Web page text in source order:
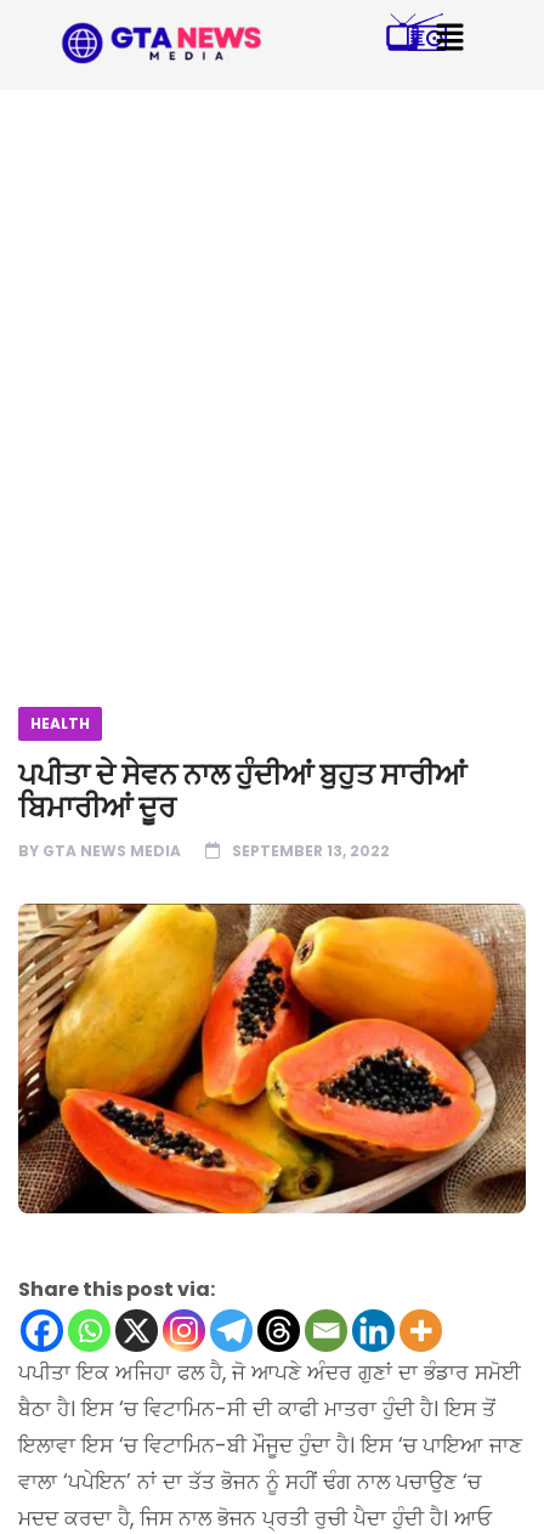
HEALTH
ਪਪੀਤਾ ਦੇ ਸੇਵਨ ਨਾਲ ਹੁੰਦੀਆਂ ਬੁਹੁਤ ਸਾਰੀਆਂ
ਬਿਮਾਰੀਆਂ ਦੂਰ
BY GTA NEWS MEDIA SEPTEMBER 13, 2022
Share this post via:
ਪਪੀਤਾ ਇਕ ਅਜਿਹਾ ਫਲ ਹੈ, ਜੋ ਆਪਣੇ ਅੰਦਰ ਗੁਣਾਂ ਦਾ ਭੰਡਾਰ ਸਮੋਈ
ਬੈਠਾ ਹੈ। ਇਸ ‘ਚ ਵਿਟਾਮਿਨ-ਸੀ ਦੀ ਕਾਫੀ ਮਾਤਰਾ ਹੁੰਦੀ ਹੈ। ਇਸ ਤੋਂ
ਇਲਾਵਾ ਇਸ ‘ਚ ਵਿਟਾਮਿਨ-ਬੀ ਮੌਜੂਦ ਹੁੰਦਾ ਹੈ। ਇਸ ‘ਚ ਪਾਇਆ ਜਾਣ
ਵਾਲਾ ‘ਪਪੇਇਨ’ ਨਾਂ ਦਾ ਤੱਤ ਭੋਜਨ ਨੂੰ ਸਹੀਂ ਢੰਗ ਨਾਲ ਪਚਾਉਣ ‘ਚ
ਮਦਦ ਕਰਦਾ ਹੈ, ਜਿਸ ਨਾਲ ਭੋਜਨ ਪ੍ਰਤੀ ਰੁਚੀ ਪੈਦਾ ਹੁੰਦੀ ਹੈ। ਆਓ